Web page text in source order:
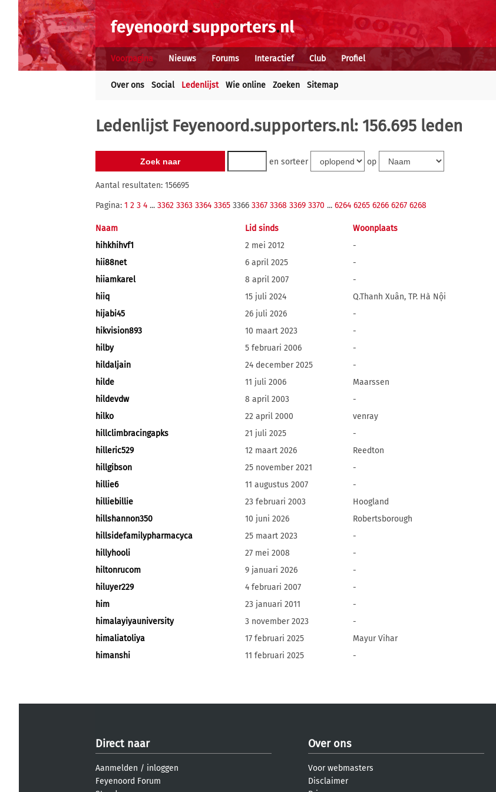
Voorpagina Nieuws Forums Interactief Club Profiel
Over ons Social Ledenlijst Wie online Zoeken Sitemap
Ledenlijst Feyenoord.supporters.nl: 156.695 leden
en sorteer op
Aantal resultaten: 156695
Pagina: 1 2 3 4 ... 3362 3363 3364 3365 3366 3367 3368 3369 3370 ... 6264 6265 6266 6267 6268
Naam Lid sinds Woonplaats
hihkhihvf1
2 mei 2012 -
hii88net
6 april 2025 -
hiiamkarel
8 april 2007 -
hiiq
15 juli 2024 Q.Thanh Xuân, TP. Hà Nội
hijabi45
26 juli 2026 -
hikvision893
10 maart 2023 -
hilby
5 februari 2006 -
hildaljain
24 december 2025 -
hilde
11 juli 2006 Maarssen
hildevdw
8 april 2003 -
hilko
22 april 2000 venray
hillclimbracingapks
21 juli 2025 -
hilleric529
12 maart 2026 Reedton
hillgibson
25 november 2021 -
hillie6
11 augustus 2007 -
hilliebillie
23 februari 2003 Hoogland
hillshannon350
10 juni 2026 Robertsborough
hillsidefamilypharmacyca
25 maart 2023 -
hillyhooli
27 mei 2008 -
hiltonrucom
9 januari 2026 -
hiluyer229
4 februari 2007 -
him
23 januari 2011 -
himalayiyauniversity
3 november 2023 -
himaliatoliya
17 februari 2025 Mayur Vihar
himanshi
11 februari 2025 -
Direct naar
Aanmelden / inloggen
Feyenoord Forum
Over ons
Voor webmasters
Disclaimer